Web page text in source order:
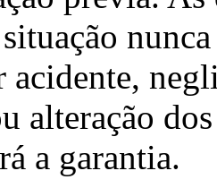
acidente,
alteração
a garantia.